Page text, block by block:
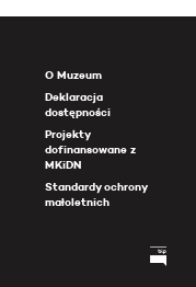
O Muzeum
Deklaracja
dostępności
Projekty
dofinansowane z
MKiDN
Standardy ochrony
małoletnich